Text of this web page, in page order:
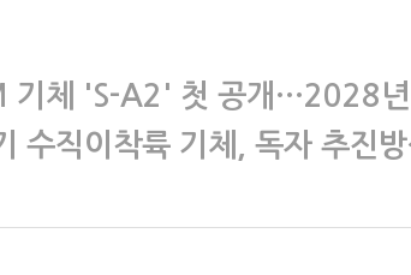
기체 'S-A2' 첫 공개…2028년
수직이착륙 기체, 독자 추진